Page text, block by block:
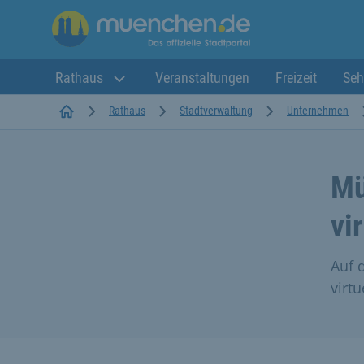
Rathaus Veranstaltungen Freizeit
StartseiteRathaus Stadtverwaltung Unternehmen
Auf